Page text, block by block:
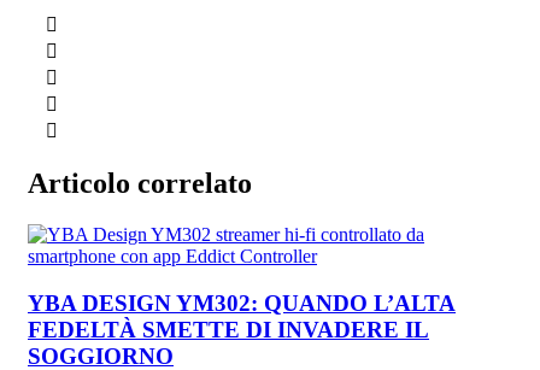
Articolo correlato
YBA DESIGN YM302: QUANDO L’ALTA
FEDELTÀ SMETTE DI INVADERE IL
SOGGIORNO